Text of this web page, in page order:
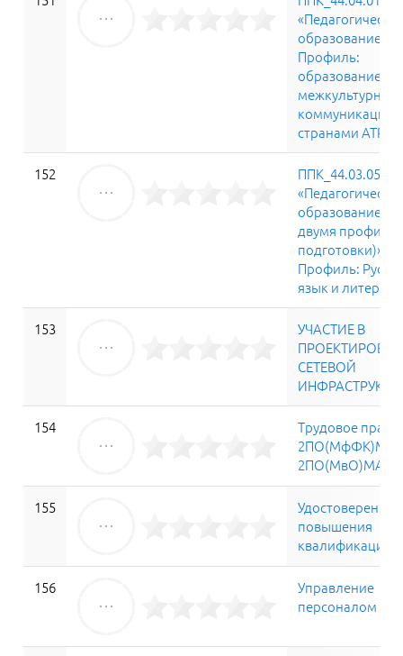
образование»
Профиль:
образование и
межкультурная
коммуникация
странами АТР
152
ППК_44.03.05
образование (с
двумя
подготовки)»
Профиль:
язык и
153
УЧАСТИЕ В
СЕТЕВОЙ
154
Трудовое право
155
Удостоверение
повышения
квалификации
156
Управление
персоналом